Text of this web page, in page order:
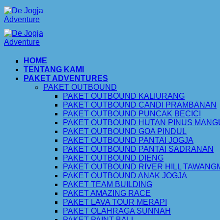
Skip
to
content
HOME
TENTANG KAMI
PAKET ADVENTURES
PAKET OUTBOUND
PAKET OUTBOUND KALIURANG
PAKET OUTBOUND CANDI PRAMBANAN
PAKET OUTBOUND PUNCAK BECICI
PAKET OUTBOUND HUTAN PINUS
PAKET OUTBOUND GOA PINDUL
PAKET OUTBOUND PANTAI JOGJA
PAKET OUTBOUND PANTAI SADRANAN
PAKET OUTBOUND DIENG
PAKET OUTBOUND RIVER HILL
PAKET OUTBOUND ANAK JOGJA
PAKET TEAM BUILDING
PAKET AMAZING RACE
PAKET LAVA TOUR MERAPI
PAKET OLAHRAGA SUNNAH